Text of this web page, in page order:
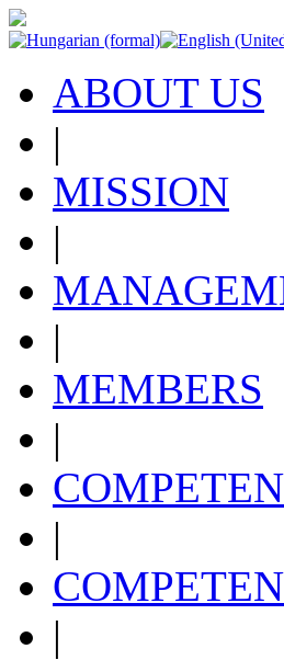
ABOUT US
|
MISSION
|
|
MEMBERS
|
|
|